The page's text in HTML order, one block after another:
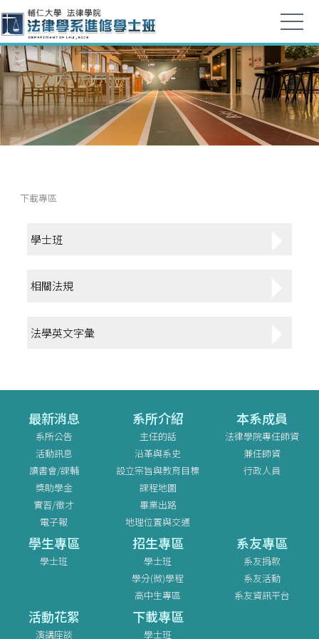
下載專區
學士班
相關法規
法學英文字彙
最新消息
系所公告
活動訊息
讀書會/課輔
獎助學金
實習/徵才
電子報
系所介紹
主任的話
沿革與系史
設立宗旨與教育目標
課程地圖
畢業出路
地理位置與交通
本系成員
法律學院專任師資
兼任師資
行政人員
學生專區
學士班
招生專區
學士班
學分(微)學程
高中生專區
系友專區
系友捐款
系友活動
系友資訊平台
活動花絮
演講座談
下載專區
學士班